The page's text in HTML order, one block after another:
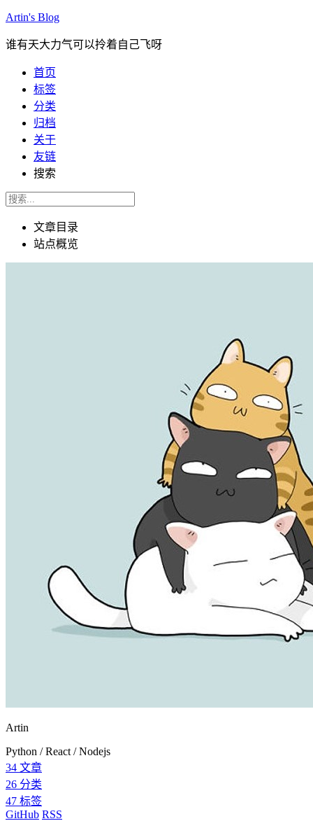
Artin's Blog
谁有天大力气可以拎着自己飞呀
首页
标签
分类
归档
关于
友链
搜索
文章目录
站点概览
Artin
Python / React / Nodejs
34 文章
26 分类
47 标签
GitHub RSS